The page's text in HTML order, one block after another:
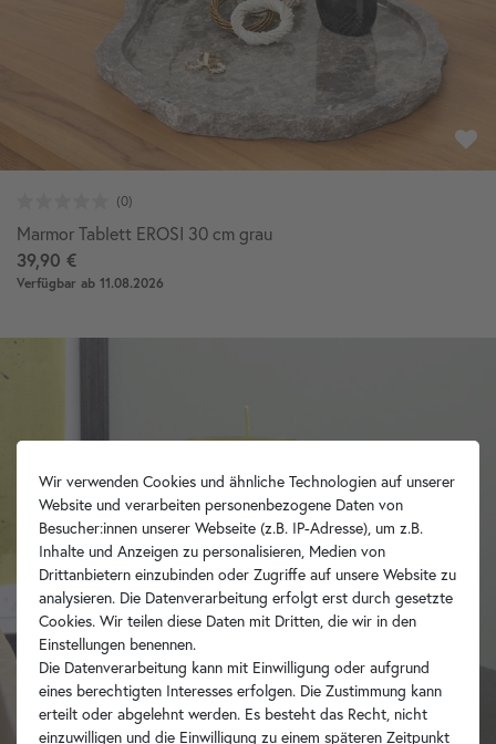
Marmor Tablett EROSI 30 cm grau
39,90 €
Verfügbar ab 11.08.2026
Wir verwenden Cookies und ähnliche Technologien auf unserer
Website und verarbeiten personenbezogene Daten von
Besucher:innen unserer Webseite (z.B. IP-Adresse), um z.B.
Inhalte und Anzeigen zu personalisieren, Medien von
Drittanbietern einzubinden oder Zugriffe auf unsere Website zu
analysieren. Die Datenverarbeitung erfolgt erst durch gesetzte
Cookies. Wir teilen diese Daten mit Dritten, die wir in den
Einstellungen benennen.
Die Datenverarbeitung kann mit Einwilligung oder aufgrund
eines berechtigten Interesses erfolgen. Die Zustimmung kann
erteilt oder abgelehnt werden. Es besteht das Recht, nicht
einzuwilligen und die Einwilligung zu einem späteren Zeitpunkt